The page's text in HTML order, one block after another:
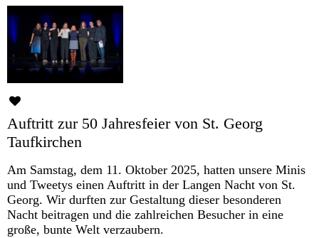
Auftritt zur 50 Jahresfeier von St. Georg
Taufkirchen
Am Samstag, dem 11. Oktober 2025, hatten unsere Minis
und Tweetys einen Auftritt in der Langen Nacht von St.
Georg. Wir durften zur Gestaltung dieser besonderen
Nacht beitragen und die zahlreichen Besucher in eine
große, bunte Welt verzaubern.